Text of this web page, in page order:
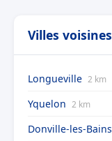
Villes voisines
Longueville 2 km
Yquelon 2 km
Donville-les-Bains